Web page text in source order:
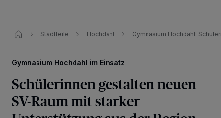
Stadtteile Hochdahl Gymnasium Hochdahl:
Gymnasium Hochdahl im Einsatz
Schülerinnen gestalten neuen
SV-Raum mit starker